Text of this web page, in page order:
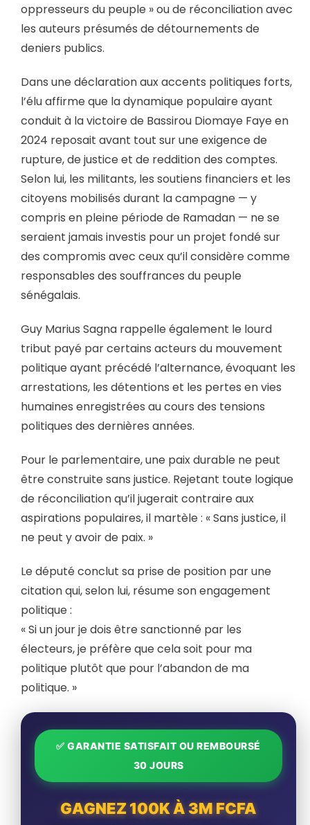
oppresseurs du peuple » ou de réconciliation avec
les auteurs présumés de détournements de
deniers publics.
Dans une déclaration aux accents politiques forts,
l’élu affirme que la dynamique populaire ayant
conduit à la victoire de Bassirou Diomaye Faye en
2024 reposait avant tout sur une exigence de
rupture, de justice et de reddition des comptes.
Selon lui, les militants, les soutiens financiers et les
citoyens mobilisés durant la campagne — y
compris en pleine période de Ramadan — ne se
seraient jamais investis pour un projet fondé sur
des compromis avec ceux qu’il considère comme
responsables des souffrances du peuple
sénégalais.
Guy Marius Sagna rappelle également le lourd
tribut payé par certains acteurs du mouvement
politique ayant précédé l’alternance, évoquant les
arrestations, les détentions et les pertes en vies
humaines enregistrées au cours des tensions
politiques des dernières années.
Pour le parlementaire, une paix durable ne peut
être construite sans justice. Rejetant toute logique
de réconciliation qu’il jugerait contraire aux
aspirations populaires, il martèle : « Sans justice, il
ne peut y avoir de paix. »
Le député conclut sa prise de position par une
citation qui, selon lui, résume son engagement
politique :
« Si un jour je dois être sanctionné par les
électeurs, je préfère que cela soit pour ma
politique plutôt que pour l’abandon de ma
politique. »
✅ GARANTIE SATISFAIT OU REMBOURSÉ
30 JOURS
GAGNEZ 100K À 3M FCFA